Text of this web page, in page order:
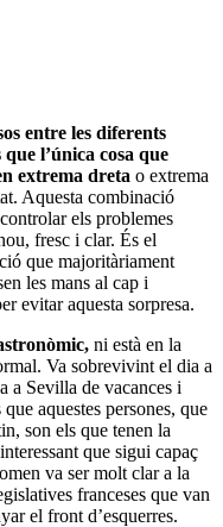
entre les diferents
l’única cosa que
extrema dreta o extrema
Aquesta combinació
els problemes
fresc i clar. És el
que majoritàriament
les mans al cap i
evitar aquesta sorpresa.
ni està en la
Va sobrevivint el dia a
a Sevilla de vacances i
aquestes persones, que
son els que tenen la
que sigui capaç
va ser molt clar a la
franceses que van
el front d’esquerres.